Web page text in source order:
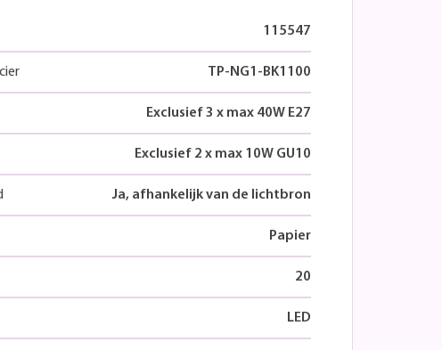
115547
TP-NG1-BK1100
Exclusief 3 x max 40W E27
Exclusief 2 x max 10W GU10
Ja, afhankelijk van de lichtbron
Papier
20
LED